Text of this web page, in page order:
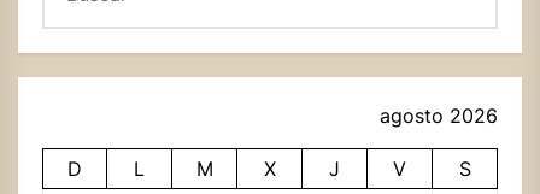
agosto 2026
D L M X J V
S